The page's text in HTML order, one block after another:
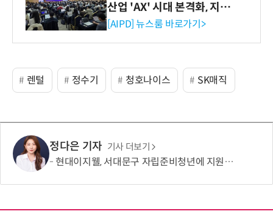
산업 'AX' 시대 본격화, 지식
재산처 1호 AI IP데이터분석
[AIPD] 뉴스룸 바로가기>
렌털 정수기 청호나이스 SK매직
정다은 기자 기사 더보기
현대이지웰, 서대문구 자립준비청년에 지원금 2000만원 전달